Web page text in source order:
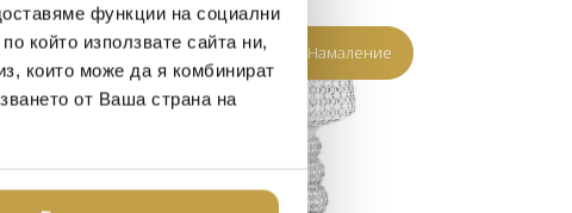
функции на социални
който използвате сайта ни,
които може да я комбинират
от Ваша страна на
40% Намаление
В наличност
35% Намаление